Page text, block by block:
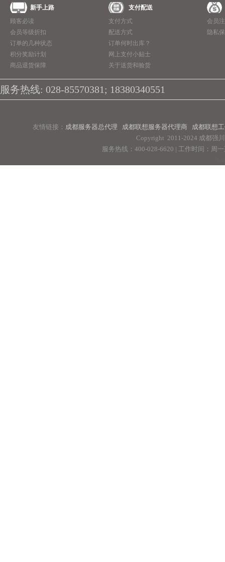
新手上路
顾客必读
会员等级折扣
订单的几种状态
积分奖励计划
商品退货保障
支付配送
支付方式
配送方式
订单何时出库？
网上支付小贴士
关于送货和验货
会员
隐私
服务热线: 028-85570381; 18380340551
友情链接： 成都服务器总代理 成都联想服务器代理商
成都联想
Copyright 2011-2024 成都强
服务热线：400-028-6620 | 工作时间：周